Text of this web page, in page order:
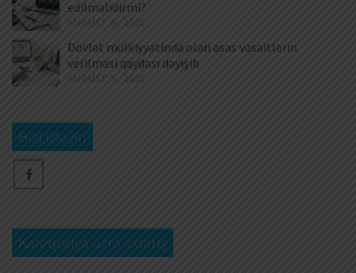
edilməlidirmi?
AUGUST 6, 2026
Dövlət mülkiyyətində olan əsas vəsaitlərin
verilməsi qaydası dəyişib
AUGUST 5, 2026
Bizi izləyin
Kateqoriya üzrə axtarış